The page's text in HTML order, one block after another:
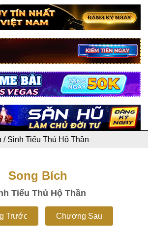
/ Sinh Tiếu Thủ Hộ Thần
Song Bích
Tiếu Thủ Hộ Thần
Trước Chương Sau